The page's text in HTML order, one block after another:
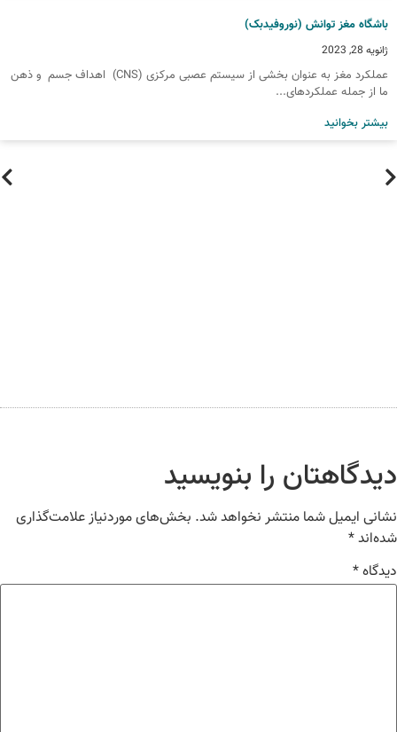
باشگاه مغز توانش (نوروفیدبک)
ژانویه 28, 2023
عملکرد مغز به عنوان بخشی از سیستم عصبی مرکزی (CNS) اهداف جسم و ذهن
ما از جمله عملکردهای...
بیشتر بخوانید
را بنویسید
ایمیل شما منتشر نخواهد شد.بخش‌های موردنیاز علامت‌گذاری
*
*